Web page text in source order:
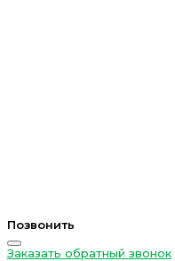
Позвонить
Заказать обратный звонок